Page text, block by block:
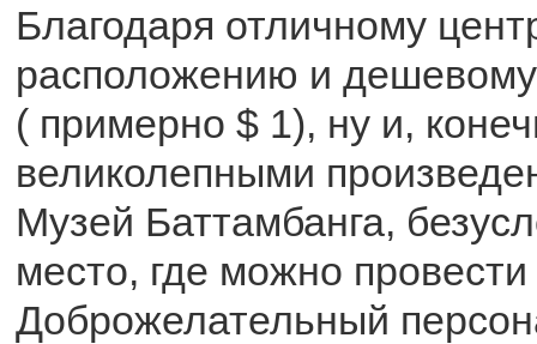
Благодаря отличному
расположению и
( примерно $ 1), ну и,
великолепными
Музей Баттамбанга,
место, где можно
Доброжелательный